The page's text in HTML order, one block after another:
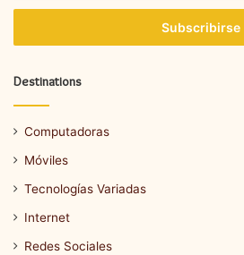
correo
Destinations
Computadoras
Móviles
Tecnologías Variadas
Internet
Redes Sociales